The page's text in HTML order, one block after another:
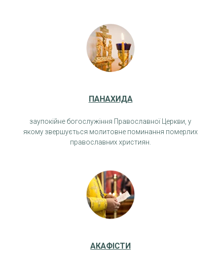
ПАНАХИДА
заупокійне богослужіння Православної Церкви, у
якому звершується молитовне поминання померлих
православних християн.
АКАФІСТИ